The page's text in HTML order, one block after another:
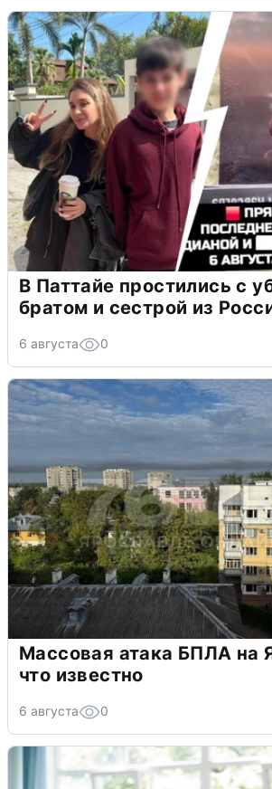
В Паттайе простились с
братом и сестрой из
6 августа 0
Массовая атака БПЛА на
что известно
6 августа 0